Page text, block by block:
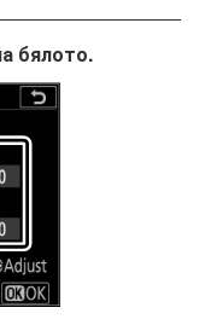
бялото.